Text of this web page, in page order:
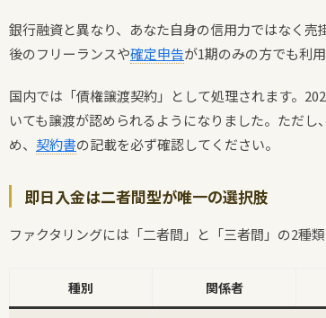
銀行融資と異なり、あなた自身の信用力ではなく売
後のフリーランスや確定申告が1期のみの方でも利
国内では「債権譲渡契約」として処理されます。
いても譲渡が認められるようになりました。ただ
め、 契約書の記載を必ず確認してください。
即日入金は二者間型が唯一の選択肢
ファクタリングには「二者間」と「三者間」の2種類
種別 関係者